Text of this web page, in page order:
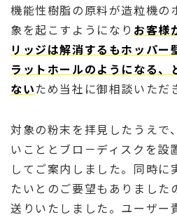
機能性樹脂の原料が造粒機の
象を起こすようになり お客様
リッジは解消するもホッパー
ラットホールのようになる、
ないため当社に御相談いただ
対象の粉末を拝見したうえで
いこととブロ－ディスクを設
してご案内しました。同時に
たいとのご要望もありました
送りいたしました。ユーザー